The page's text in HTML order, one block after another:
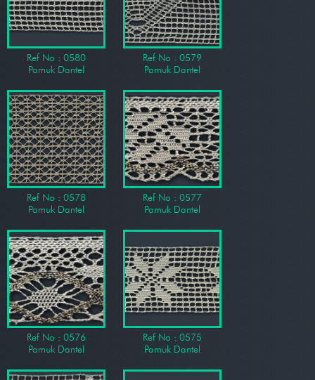
Ref No : 0580
Pamuk Dantel
Ref No : 0579
Pamuk Dantel
Ref No : 0578
Pamuk Dantel
Ref No : 0577
Pamuk Dantel
Ref No : 0576
Pamuk Dantel
Ref No : 0575
Pamuk Dantel